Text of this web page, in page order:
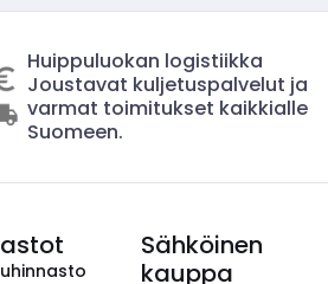
Huippuluokan logistiikka
Joustavat kuljetuspalvelut ja
varmat toimitukset kaikkialle
Suomeen.
Sähköinen
kauppa